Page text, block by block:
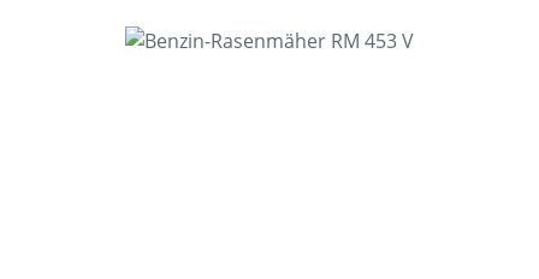
Bildergalerie überspringen